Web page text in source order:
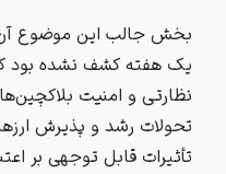
بخش جالب این موضوع
یک هفته کشف نشده بود
نظارتی و امنیت
تحولات رشد و پذیرش
تأثیرات قابل توجهی بر